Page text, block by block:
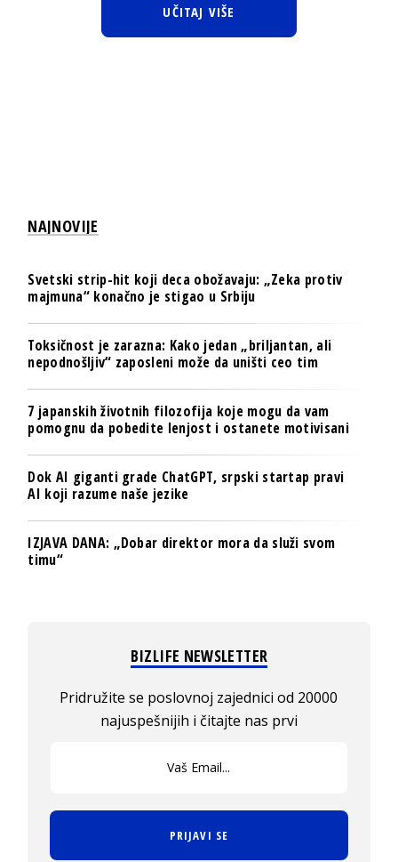
UČITAJ VIŠE
NAJNOVIJE
Svetski strip-hit koji deca obožavaju: „Zeka protiv
majmuna“ konačno je stigao u Srbiju
Toksičnost je zarazna: Kako jedan „briljantan, ali
nepodnošljiv“ zaposleni može da uništi ceo tim
7 japanskih životnih filozofija koje mogu da vam
pomognu da pobedite lenjost i ostanete motivisani
Dok AI giganti grade ChatGPT, srpski startap pravi
AI koji razume naše jezike
IZJAVA DANA: „Dobar direktor mora da služi svom
timu“
BIZLIFE NEWSLETTER
Pridružite se poslovnoj zajednici od 20000
najuspešnijih i čitajte nas prvi
PRIJAVI SE